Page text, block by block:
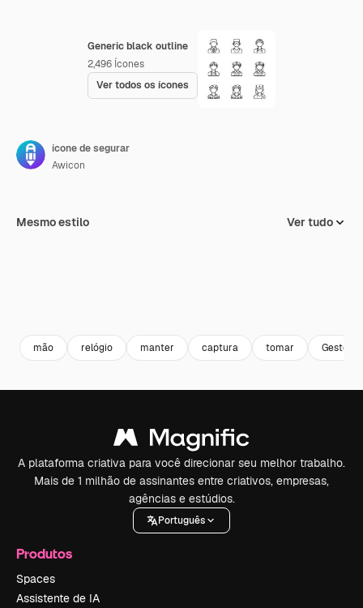
Generic black outline
2,496 Ícones
Ver todos os ícones
ícone de segurar
Awicon
Mesmo estilo Ver tudo
mão relógio manter captura tomar Gestos
A plataforma criativa para você direcionar seu melhor trabalho.
Mais de 1 milhão de assinantes entre criativos, empresas,
agências e estúdios.
Português
Produtos
Spaces
Assistente de IA